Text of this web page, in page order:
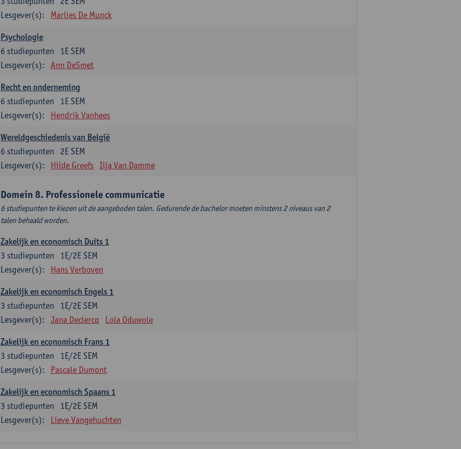
Lesgever(s):
Marlies De Munck
Psychologie
1E SEM
6 studiepunten
Lesgever(s):
Ann DeSmet
Recht en onderneming
1E SEM
6 studiepunten
Lesgever(s):
Hendrik Vanhees
Wereldgeschiedenis van België
2E SEM
6 studiepunten
Lesgever(s):
Hilde Greefs Ilja Van Damme
Domein 8. Professionele communicatie
6 studiepunten te kiezen uit de aangeboden talen. Gedurende de bachelor moeten minstens 2 niveaus van 2
talen behaald worden.
Zakelijk en economisch Duits 1
1E/2E SEM
3 studiepunten
Lesgever(s):
Hans Verboven
Zakelijk en economisch Engels 1
1E/2E SEM
3 studiepunten
Lesgever(s):
Jana Declercq Lola Oduwole
Zakelijk en economisch Frans 1
1E/2E SEM
3 studiepunten
Lesgever(s):
Pascale Dumont
Zakelijk en economisch Spaans 1
1E/2E SEM
3 studiepunten
Lesgever(s):
Lieve Vangehuchten